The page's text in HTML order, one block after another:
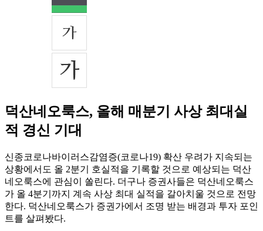
덕산네오룩스, 올해 매분기 사상 최대실
적 경신 기대
신종코로나바이러스감염증(코로나19) 확산 우려가 지속되는
상황에서도 올 2분기 호실적을 기록할 것으로 예상되는 덕산
네오룩스에 관심이 쏠린다. 더구나 증권사들은 덕산네오룩스
가 올 4분기까지 계속 사상 최대 실적을 갈아치울 것으로 전망
한다. 덕산네오룩스가 증권가에서 조명 받는 배경과 투자 포인
트를 살펴봤다.